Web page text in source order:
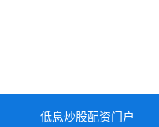
低息炒股配资门户